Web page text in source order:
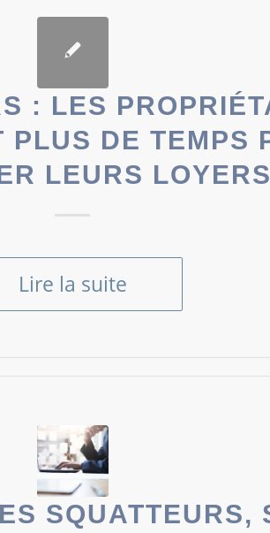
: LES
PLUS DE TEMPS
LEURS LOYERS
Lire la suite
SQUATTEURS,